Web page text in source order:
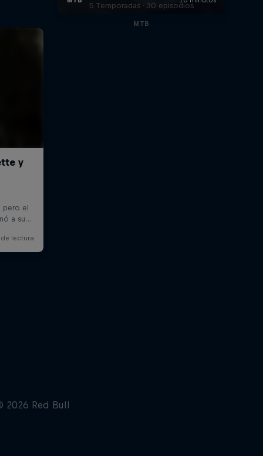
5 Temporadas · 30 episodios
MTB